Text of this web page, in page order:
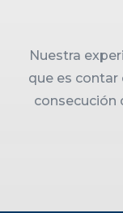
Nuestra
que es contar
consecución